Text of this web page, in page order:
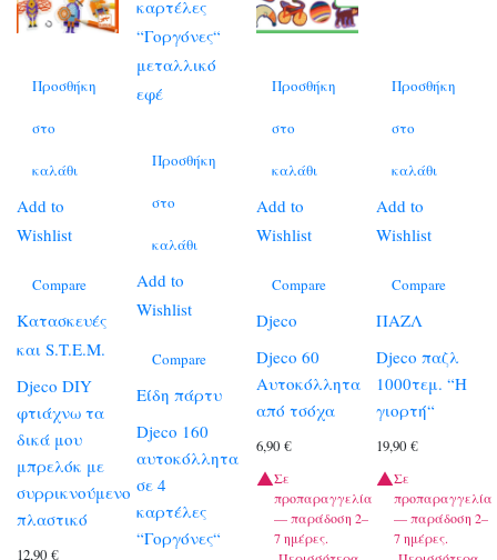
Προσθήκη
στο
καλάθι
Add to
Wishlist
Compare
Κατασκευές
και S.T.E.M.
Djeco DIY
φτιάχνω τα
δικά μου
μπρελόκ με
συρρικνούμενο
πλαστικό
12,90 €
Προσθήκη
στο
καλάθι
Add to
Wishlist
Compare
Είδη πάρτυ
Djeco 160
αυτοκόλλητα
σε 4
καρτέλες
“Γοργόνες“
Προσθήκη
στο
καλάθι
Add to
Wishlist
Compare
Djeco
Djeco 60
Αυτοκόλλητα
από τσόχα
6,90€
Σε
προπαραγγελία
— παράδοση 2–
7 ημέρες.
Προσθήκη
στο
καλάθι
Add to
Wishlist
Compare
ΠΑΖΛ
Djeco παζλ
1000τεμ. “Η
γιορτή“
19,90€
Σε
προπαραγγελία
— παράδοση 2–
7 ημέρες.